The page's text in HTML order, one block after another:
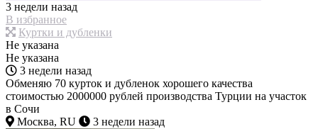
3 недели назад
В избранное
Куртки и дубленки
Не указана
Не указана
3 недели назад
Обменяю 70 курток и дубленок хорошего качества
стоимостью 2000000 рублей производства Турции на участок
в Сочи
Москва, RU
3 недели назад